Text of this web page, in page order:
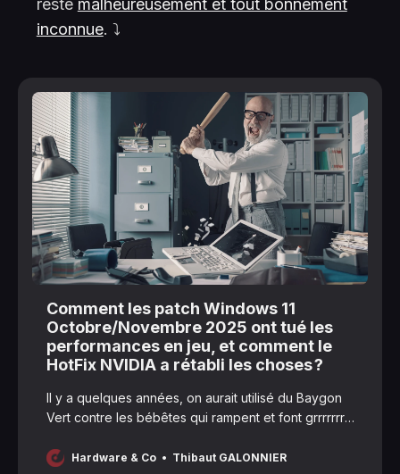
reste malheureusement et tout bonnement
inconnue. ⤵️
Comment les patch Windows 11
Octobre/Novembre 2025 ont tué les
performances en jeu, et comment le
HotFix NVIDIA a rétabli les choses ?
Il y a quelques années, on aurait utilisé du Baygon
Vert contre les bébêtes qui rampent et font grrrrrrr,
ça ! Hardware & Co Thibaut GALONNIER